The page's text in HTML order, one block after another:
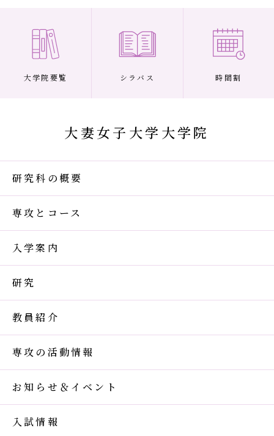
大学院要覧 シラバス 時間割
大妻女子大学大学院
研究科の概要
専攻とコース
入学案内
研究
教員紹介
専攻の活動情報
お知らせ＆イベント
入試情報